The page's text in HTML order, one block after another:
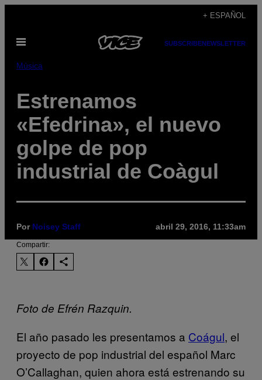
contenido
+ ESPAÑOL
Abrir
SUBSCRIBENEWSLETTER
Música
Estrenamos
«Efedrina», el nuevo
golpe de pop
industrial de Coàgul
Por Noisey Staff abril 29, 2016, 11:33am
Compartir:
Foto de Efrén Razquin.
El año pasado les presentamos a Coágul, el
proyecto de pop industrial del español Marc
O’Callaghan, quien ahora está estrenando su